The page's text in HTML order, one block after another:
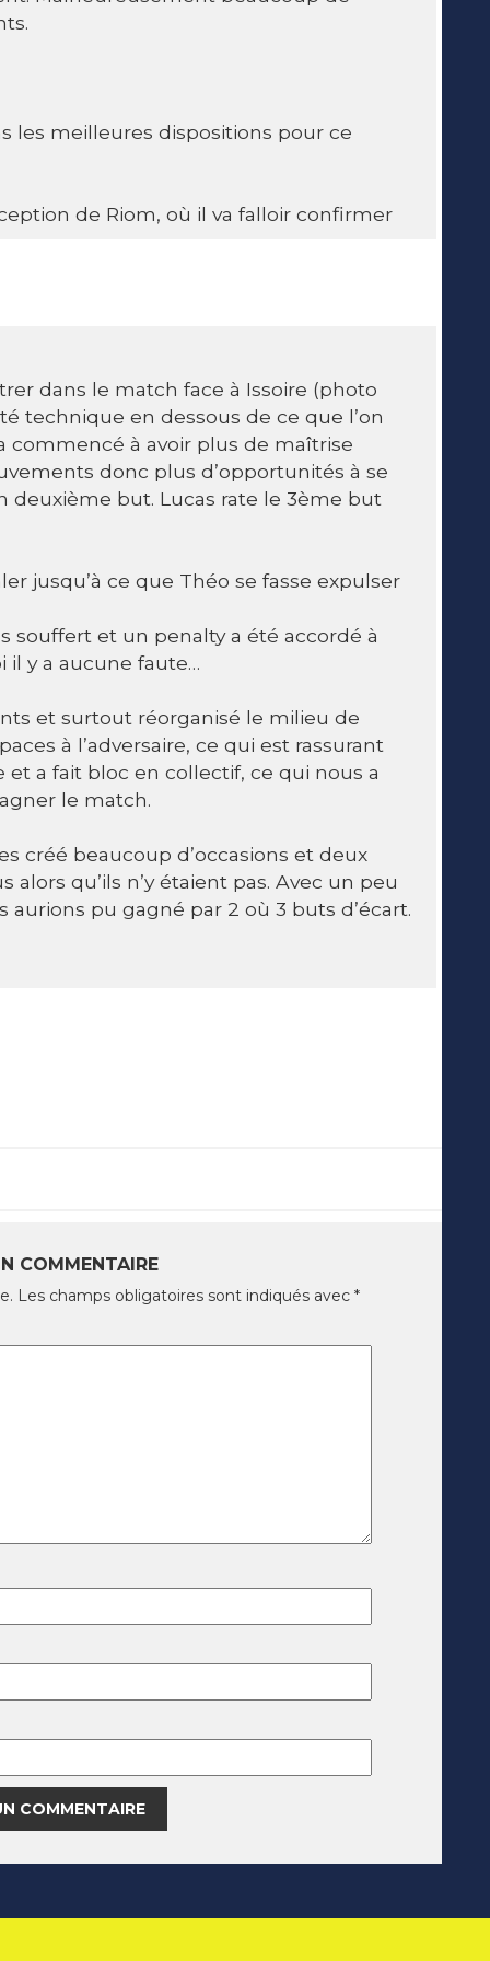
les meilleures dispositions pour ce
de Riom, où il va falloir confirmer
dans le match face à Issoire (photo
technique en dessous de ce que l’on
commencé à avoir plus de maîtrise
donc plus d’opportunités à se
deuxième but. Lucas rate le 3ème but
jusqu’à ce que Théo se fasse expulser
souffert et un penalty a été accordé à
il y a aucune faute…
et surtout réorganisé le milieu de
à l’adversaire, ce qui est rassurant
et a fait bloc en collectif, ce qui nous a
le match.
créé beaucoup d’occasions et deux
qu’ils n’y étaient pas. Avec un peu
pu gagné par 2 où 3 buts d’écart.
COMMENTAIRE
Les champs obligatoires sont indiqués avec *